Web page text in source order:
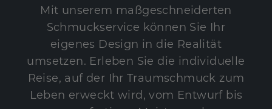
Mit unserem maßgeschneiderten
Schmuckservice können Sie Ihr
eigenes Design in die Realität
umsetzen. Erleben Sie die individuelle
Reise, auf der Ihr Traumschmuck zum
Leben erweckt wird, vom Entwurf bis